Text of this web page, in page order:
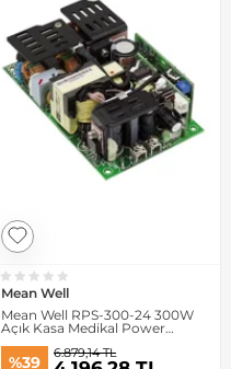
Mean Well
Mean Well RPS-300-24 300W
Açık Kasa Medikal Power
%39 6.879,14 TL